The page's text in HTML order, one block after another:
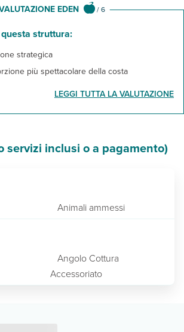
EDEN /6
struttura:
strategica
più spettacolare della costa
LEGGI TUTTA LA VALUTAZIONE
servizi inclusi o a pagamento)
Animali ammessi
Angolo Cottura
Accessoriato